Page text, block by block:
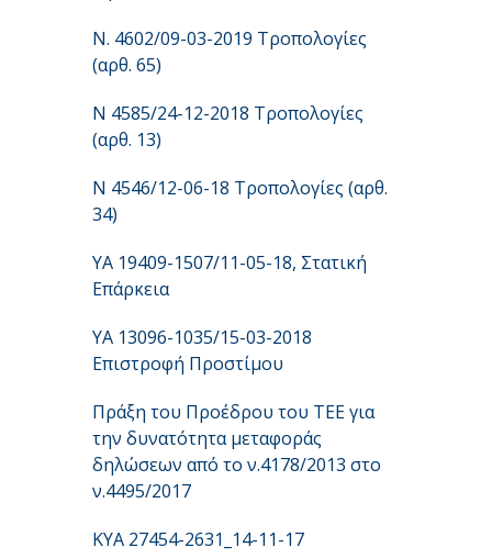
N. 4602/09-03-2019 Τροπολογίες
(αρθ. 65)
Ν 4585/24-12-2018 Τροπολογίες
(αρθ. 13)
N 4546/12-06-18 Τροπολογίες (αρθ.
34)
ΥΑ 19409-1507/11-05-18, Στατική
Επάρκεια
YA 13096-1035/15-03-2018
Επιστροφή Προστίμου
Πράξη του Προέδρου του ΤΕΕ για
την δυνατότητα μεταφοράς
δηλώσεων από το ν.4178/2013 στο
ν.4495/2017
KYA 27454-2631_14-11-17